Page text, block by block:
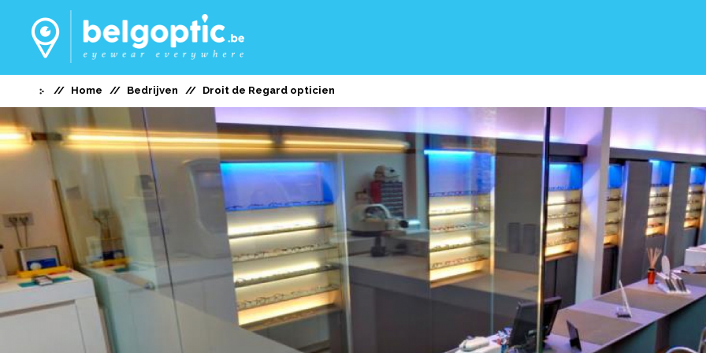
Home Bedrijven Droit de Regard opticien